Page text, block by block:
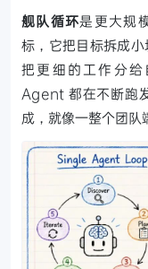
舰队循环是更大规
标，它把目标拆成
把更细的工作分
Agent 都在不断跑
成，就像一整个团队